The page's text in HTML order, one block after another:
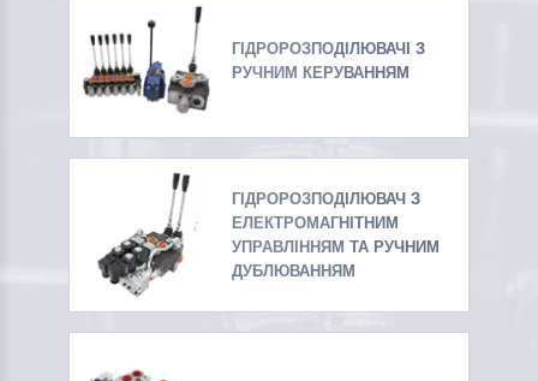
ГІДРОРОЗПОДІЛЮВАЧІ З
РУЧНИМ КЕРУВАННЯМ
ГІДРОРОЗПОДІЛЮВАЧ З
ЕЛЕКТРОМАГНІТНИМ
УПРАВЛІННЯМ ТА РУЧНИМ
ДУБЛЮВАННЯМ